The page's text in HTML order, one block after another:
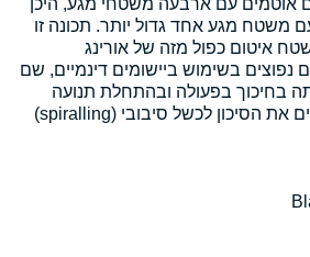
אוטמים עם ארבעה משטחי מגע, היכן
משטח מגע אחד גדול יותר. תכונה זו
איטום כפול מזה של אורינג
נפוצים בשימוש ביישומים דינמיים, שם
בחיכוך בפעולה ובהתחלת תנועה
(breakout), ומפחיתים את הסיכון לכשל סיבובי (spiralling)